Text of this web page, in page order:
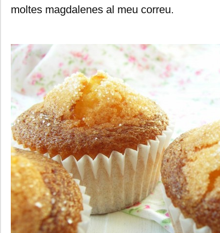
moltes magdalenes al meu correu.